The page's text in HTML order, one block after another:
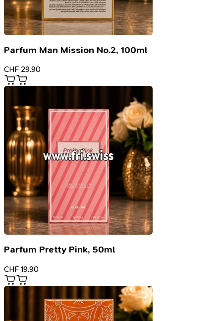
Parfum Man Mission No.2, 100ml
CHF 29.90
Parfum Pretty Pink, 50ml
CHF 19.90